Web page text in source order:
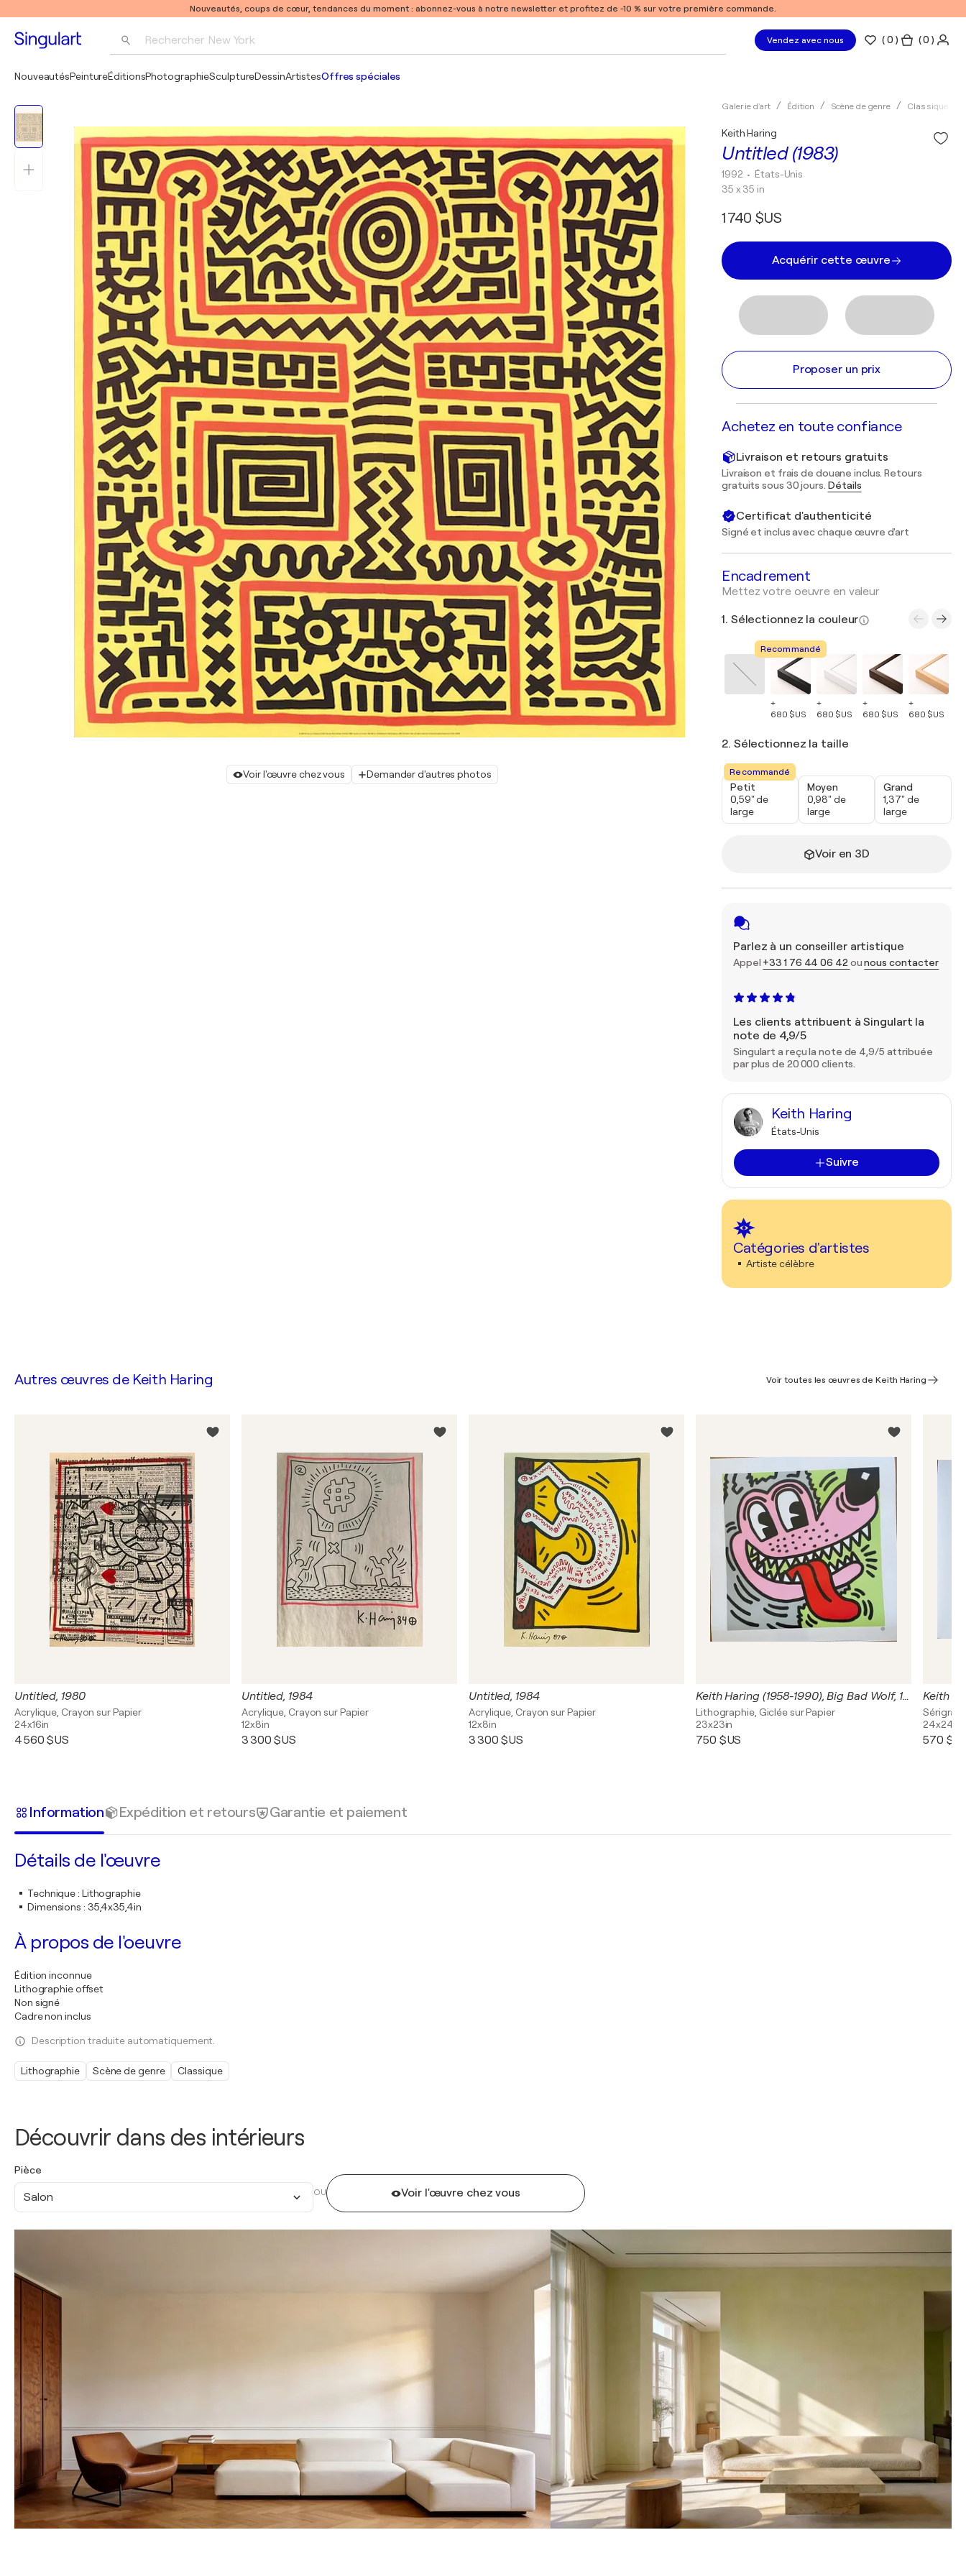
Nouveautés, coups de cœur, tendances du moment : abonnez-vous à notre newsletter et profitez de -10 % sur votre première commande.
Rechercher New York
Pablo Picasso
Vendez avec nous (0 ) ( 0 )
NouveautésPeintureÉditionsPhotographieSculptureDessinArtistesOffres spéciales
Voir l'œuvre chez vous Demander d'autres photos
Galerie d'art Édition Scène de genre Classique
Untitled (1983)
Keith Haring
1992 • États-Unis
35 x 35 in
1 740 $US
Acquérir cette œuvre
Proposer un prix
Achetez en toute confiance
Livraison et retours gratuits
Livraison et frais de douane inclus. Retours
gratuits sous 30 jours. Détails
Certificat d'authenticité
Signé et inclus avec chaque œuvre d'art
Encadrement
Mettez votre oeuvre en valeur
1. Sélectionnez la couleur
Recommandé
+
680 $US
+
680 $US
+
680 $US
+
680 $US
2. Sélectionnez la taille
Recommandé
Petit
0,59" de
large
Moyen
0,98" de
large
Grand
1,37" de
large
Voir en 3D
Parlez à un conseiller artistique
Appel +33 1 76 44 06 42 ounous contacter
Les clients attribuent à Singulart la
note de 4,9/5
Singulart a reçu la note de 4,9/5 attribuée
par plus de 20 000 clients.
Keith Haring
États-Unis
Suivre
Catégories d'artistes
Artiste célèbre
Découvrir dans des intérieurs
Pièce
Salon OU Voir l'œuvre chez vous
Autres œuvres de Keith Haring Voir toutes les œuvres de Keith Haring
Untitled, 1980
Acrylique, Crayon sur Papier
24x16in
4 560 $US
Untitled, 1984
Acrylique, Crayon sur Papier
12x8in
3 300 $US
Untitled, 1984
Acrylique, Crayon sur Papier
12x8in
3 300 $US
Keith Haring (1958-1990), Big Bad Wolf, 1984, Courtesy Tony Shafrazi Gallery, New York, copyright Estate of Keith Haring 1993, Printed in France
Lithographie, Giclée sur Papier
23x23in
750 $US
24x24in
570
Information Expédition et retours Garantie et paiement
Détails de l'œuvre
Technique: Lithographie
Dimensions : 35,4x35,4in
À propos de l'oeuvre
Édition inconnue
Lithographie offset
Non signé
Cadre non inclus
Description traduite automatiquement.
Lithographie Scène de genre Classique